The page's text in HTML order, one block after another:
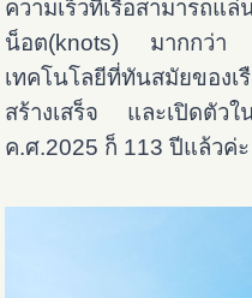
ความเร็วที่เรือสามารถ
น็อต(knots) มากกว่า
เทคโนโลยีที่ทันสมัยขอ
สร้างเสร็จ และเปิดตั
ค.ศ.2025 ก็ 113 ปีแล้วค่ะ